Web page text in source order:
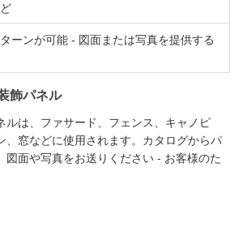
ーンが可能 - 図面または写真を提供する
飾パネル
ルは、ファサード、フェンス、キャノピ
、窓などに使用されます。カタログからパ
図面や写真をお送りください - お客様のた